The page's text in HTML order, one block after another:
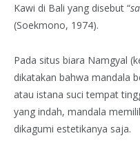
Kawi di Bali yang disebut “
(Soekmono, 1974).
Pada situs biara Namgyal
dikatakan bahwa mandala
atau istana suci tempat
yang indah, mandala
dikagumi estetikanya saja.